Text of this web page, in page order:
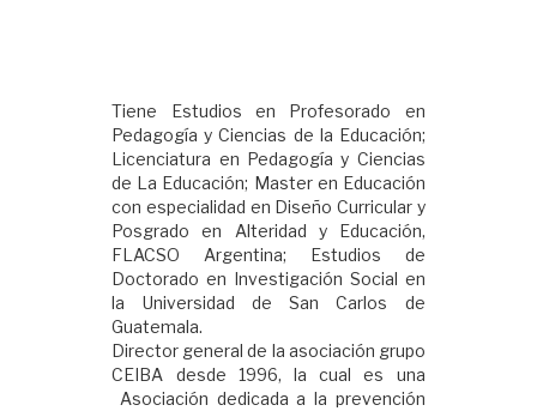
Tiene Estudios en Profesorado en
Pedagogía y Ciencias de la Educación;
Licenciatura en Pedagogía y Ciencias
de La Educación; Master en Educación
con especialidad en Diseño Curricular y
Posgrado en Alteridad y Educación,
FLACSO Argentina; Estudios de
Doctorado en Investigación Social en
la Universidad de San Carlos de
Guatemala.
Director general de la asociación grupo
CEIBA desde 1996, la cual es una
Asociación dedicada a la prevención